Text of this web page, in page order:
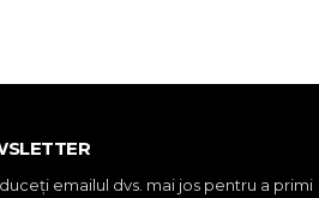
emailul dvs. mai jos pentru a primi